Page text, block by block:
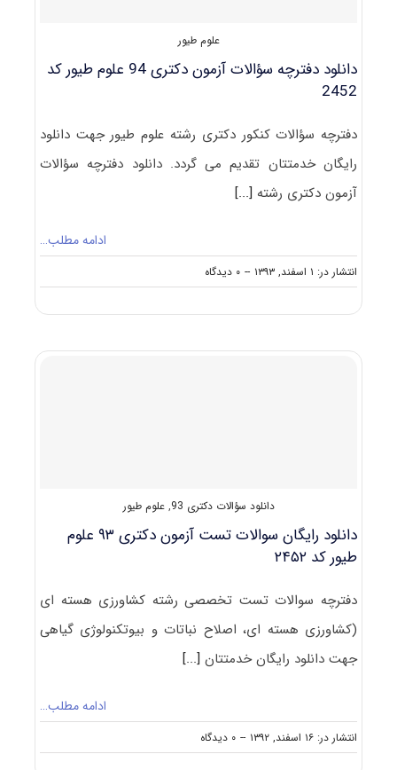
علوم طیور
دانلود دفترچه سؤالات آزمون دکتری 94 علوم طیور کد
2452
دفترچه سؤالات کنکور دکتری رشته علوم طیور جهت دانلود
رایگان خدمتتان تقدیم می گردد. دانلود دفترچه سؤالات
آزمون دکتری رشته [...]
ادامه مطلب…
انتشار در: ۱ اسفند, ۱۳۹۳ -- ۰ دیدگاه
on
دانلود
دکتری
دانلود سؤالات دکتری 93 ,علوم طیور
دانلود رایگان سوالات تست آزمون دکتری ۹۳ علوم
طیور کد ۲۴۵۲
دفترچه سوالات تست تخصصی رشته کشاورزی هسته ای
(کشاورزی هسته ای، اصلاح نباتات و بیوتکنولوژی گیاهی
جهت دانلود رایگان خدمتتان[...]
ادامه مطلب…
انتشار در: ۱۶ اسفند, ۱۳۹۲ -- ۰ دیدگاه
on
دانلود